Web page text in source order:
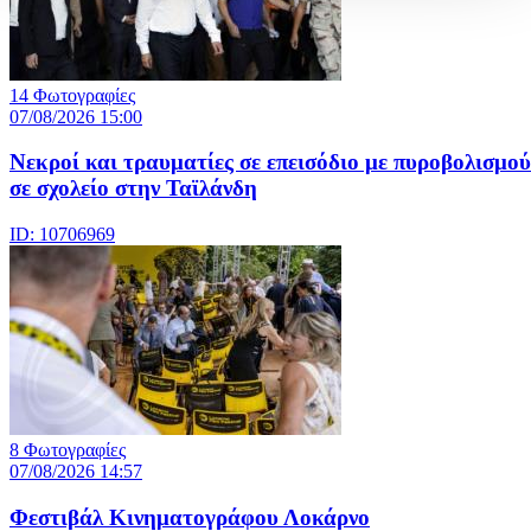
14 Φωτογραφίες
07/08/2026 15:00
Nεκροί και τραυματίες σε επεισόδιο με
σε σχολείο στην Ταϊλάνδη
ID: 10706969
8 Φωτογραφίες
07/08/2026 14:57
Φεστιβάλ Κινηματογράφου Λοκάρνο